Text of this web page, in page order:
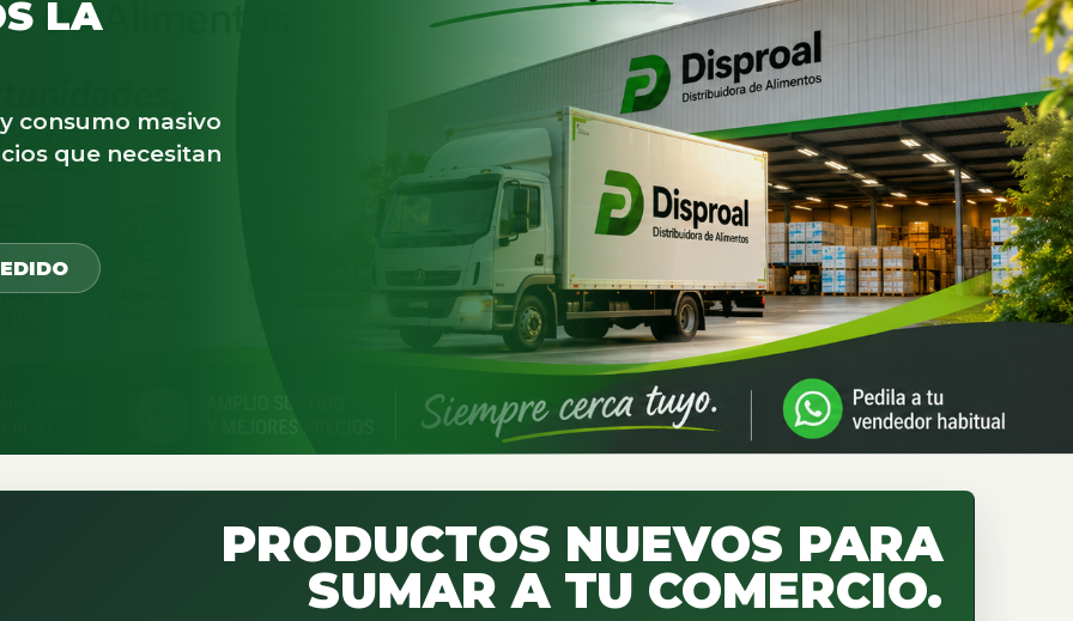
LA
consumo masivo
que necesitan
PRODUCTOS NUEVOS PARA
SUMAR A TU COMERCIO.